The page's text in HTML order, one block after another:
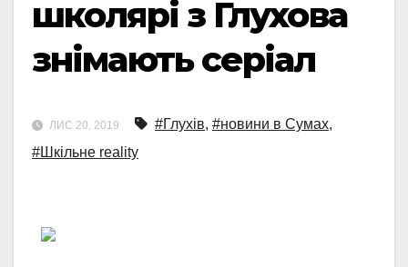
школярі з Глухова
знімають серіал
ЛИС 20, 2019 #Глухів, #новини в Сумах,
#Шкільне reality